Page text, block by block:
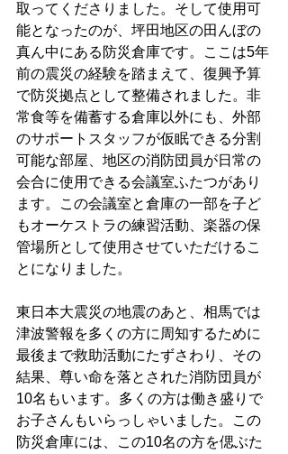
取ってくださりました。そして使用可
能となったのが、坪田地区の田んぼの
真ん中にある防災倉庫です。ここは5年
前の震災の経験を踏まえて、復興予算
で防災拠点として整備されました。非
常食等を備蓄する倉庫以外にも、外部
のサポートスタッフが仮眠できる分割
可能な部屋、地区の消防団員が日常の
会合に使用できる会議室ふたつがあり
ます。この会議室と倉庫の一部を子ど
もオーケストラの練習活動、楽器の保
管場所として使用させていただけるこ
とになりました。
東日本大震災の地震のあと、相馬では
津波警報を多くの方に周知するために
最後まで救助活動にたずさわり、その
結果、尊い命を落とされた消防団員が
10名もいます。多くの方は働き盛りで
お子さんもいらっしゃいました。この
防災倉庫には、この10名の方を偲ぶた